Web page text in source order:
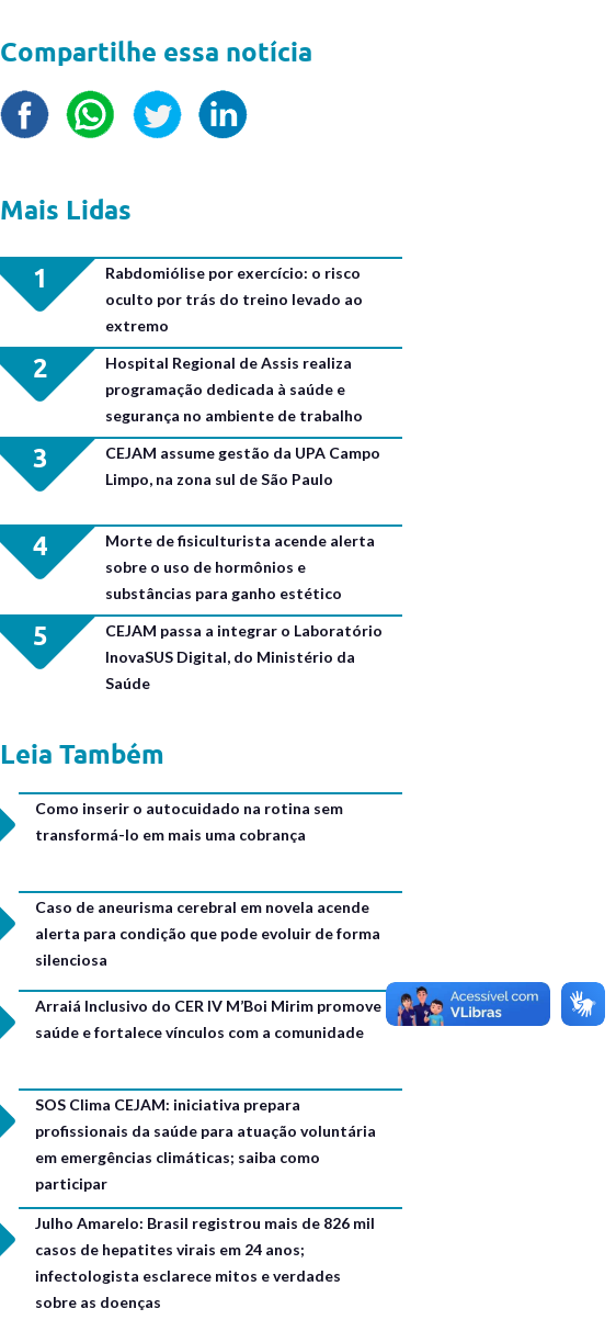
Compartilhe essa notícia
Mais Lidas
1
Rabdomiólise por exercício: o risco
oculto por trás do treino levado ao
extremo
2
Hospital Regional de Assis realiza
programação dedicada à saúde e
segurança no ambiente de trabalho
3
CEJAM assume gestão da UPA Campo
Limpo, na zona sul de São Paulo
4
Morte de fisiculturista acende alerta
sobre o uso de hormônios e
substâncias para ganho estético
5
CEJAM passa a integrar o Laboratório
InovaSUS Digital, do Ministério da
Saúde
Leia Também
Como inserir o autocuidado na rotina sem
transformá-lo em mais uma cobrança
Caso de aneurisma cerebral em novela acende
alerta para condição que pode evoluir de forma
silenciosa
Arraiá Inclusivo do CER IV M’Boi Mirim promove
saúde e fortalece vínculos com a comunidade
SOS Clima CEJAM: iniciativa prepara
profissionais da saúde para atuação voluntária
em emergências climáticas; saiba como
participar
Julho Amarelo: Brasil registrou mais de 826 mil
casos de hepatites virais em 24 anos;
infectologista esclarece mitos e verdades
sobre as doenças